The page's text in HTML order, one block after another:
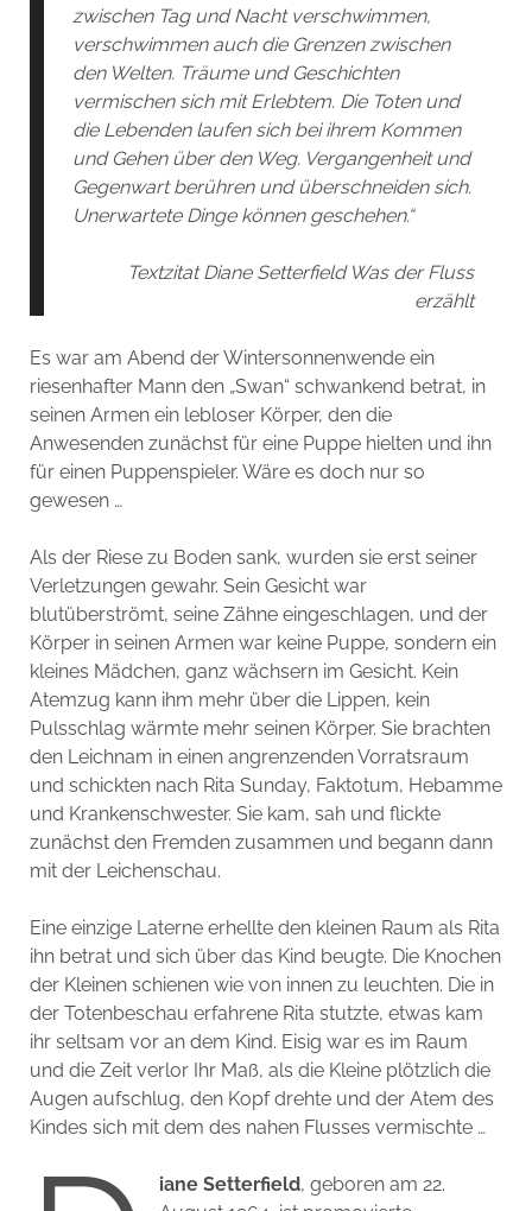
zwischen Tag und Nacht verschwimmen,
verschwimmen auch die Grenzen zwischen
den Welten. Träume und Geschichten
vermischen sich mit Erlebtem. Die Toten und
die Lebenden laufen sich bei ihrem Kommen
und Gehen über den Weg. Vergangenheit und
Gegenwart berühren und überschneiden sich.
Unerwartete Dinge können geschehen.“
Textzitat Diane Setterfield Was der Fluss
erzählt
Es war am Abend der Wintersonnenwende ein
riesenhafter Mann den „Swan“ schwankend betrat, in
seinen Armen ein lebloser Körper, den die
Anwesenden zunächst für eine Puppe hielten und ihn
für einen Puppenspieler. Wäre es doch nur so
gewesen …
Als der Riese zu Boden sank, wurden sie erst seiner
Verletzungen gewahr. Sein Gesicht war
blutüberströmt, seine Zähne eingeschlagen, und der
Körper in seinen Armen war keine Puppe, sondern ein
kleines Mädchen, ganz wächsern im Gesicht. Kein
Atemzug kann ihm mehr über die Lippen, kein
Pulsschlag wärmte mehr seinen Körper. Sie brachten
den Leichnam in einen angrenzenden Vorratsraum
und schickten nach Rita Sunday, Faktotum, Hebamme
und Krankenschwester. Sie kam, sah und flickte
zunächst den Fremden zusammen und begann dann
mit der Leichenschau.
Eine einzige Laterne erhellte den kleinen Raum als Rita
ihn betrat und sich über das Kind beugte. Die Knochen
der Kleinen schienen wie von innen zu leuchten. Die in
der Totenbeschau erfahrene Rita stutzte, etwas kam
ihr seltsam vor an dem Kind. Eisig war es im Raum
und die Zeit verlor Ihr Maß, als die Kleine plötzlich die
Augen aufschlug, den Kopf drehte und der Atem des
Kindes sich mit dem des nahen Flusses vermischte …
iane Setterfield, geboren am 22.